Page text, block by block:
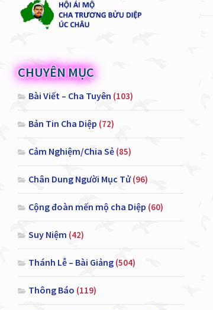
CHUYÊN MỤC
Bài Viết – Cha Tuyên (103)
Bản Tin Cha Diệp (72)
Cảm Nghiệm/Chia Sẻ (85)
Chân Dung Người Mục Tử(96)
Cộng đoàn mến mộ cha Diệp (60)
Suy Niệm (42)
Thánh Lễ – Bài Giảng (504)
Thông Báo (119)